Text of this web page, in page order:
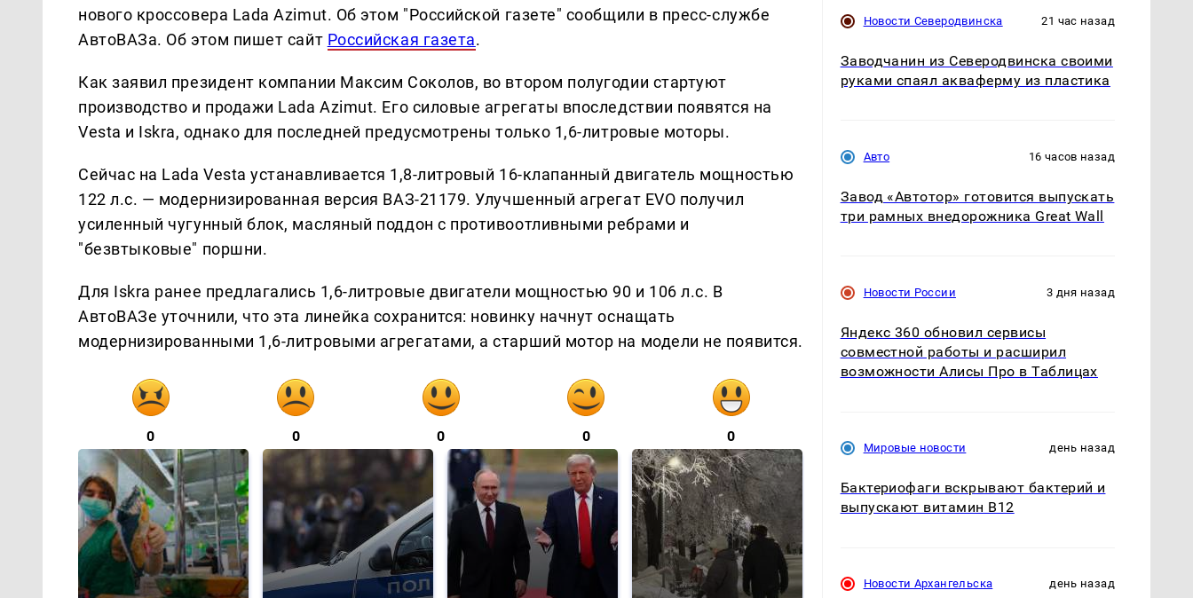
нового кроссовера Lada Azimut. Об этом "Российской газете" сообщили в пресс-службе
АвтоВАЗа. Об этом пишет сайт Российская газета.
Как заявил президент компании Максим Соколов, во втором полугодии стартуют
производство и продажи Lada Azimut. Его силовые агрегаты впоследствии появятся на
Vesta и Iskra, однако для последней предусмотрены только 1,6-литровые моторы.
Сейчас на Lada Vesta устанавливается 1,8-литровый 16-клапанный двигатель мощностью
122 л.с. — модернизированная версия ВАЗ-21179. Улучшенный агрегат EVO получил
усиленный чугунный блок, масляный поддон с противоотливными ребрами и
"безвтыковые" поршни.
Для Iskra ранее предлагались 1,6-литровые двигатели мощностью 90 и 106 л.с. В
АвтоВАЗе уточнили, что эта линейка сохранится: новинку начнут оснащать
модернизированными 1,6-литровыми агрегатами, а старший мотор на модели не появится.
0 0 0 0 0
Новости Северодвинска 21 час назад
Заводчанин из Северодвинска своими
руками спаял акваферму из пластика
Авто 16 часов назад
Завод «Автотор» готовится выпускать
три рамных внедорожника Great Wall
Новости России 3 дня назад
Яндекс 360 обновил сервисы
совместной работы и расширил
возможности Алисы Про в Таблицах
Мировые новости день назад
Бактериофаги вскрывают бактерий и
выпускают витамин B12
Новости Архангельска день назад